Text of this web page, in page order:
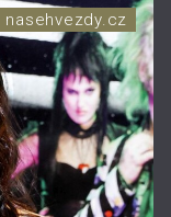
nasehvezdy.cz